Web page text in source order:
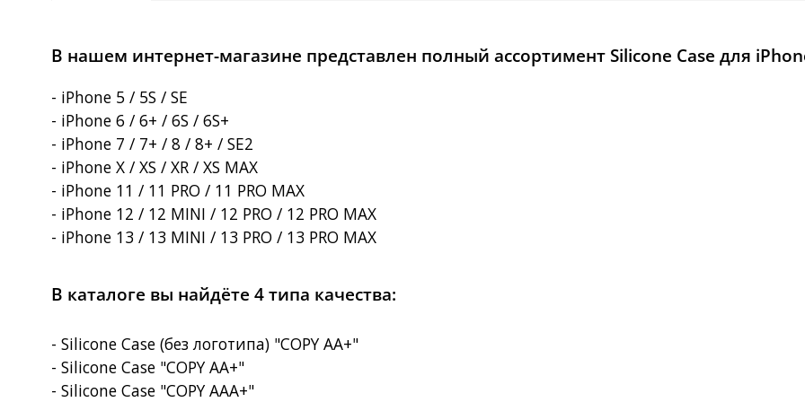
В нашем интернет-магазине представлен полный ассортимент Silicone Case для
- iPhone 5 / 5S / SE
- iPhone 6 / 6+ / 6S / 6S+
- iPhone 7 / 7+ / 8 / 8+ / SE2
- iPhone X / XS / XR / XS MAX
- iPhone 11 / 11 PRO / 11 PRO MAX
- iPhone 12 / 12 MINI / 12 PRO / 12 PRO MAX
- iPhone 13 / 13 MINI / 13 PRO / 13 PRO MAX
В каталоге вы найдёте 4 типа качества:
- Silicone Case (без логотипа) "COPY AA+"
- Silicone Case "COPY AA+"
- Silicone Case "COPY AAA+"